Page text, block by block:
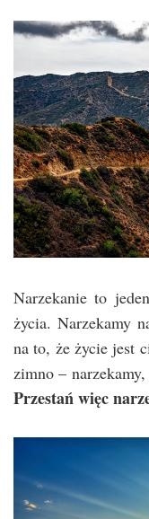
Narzekanie to
życia. Narzekamy
na to, że życie jest
zimno –
Przestań więc